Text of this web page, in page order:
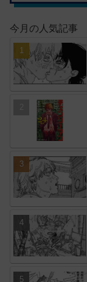
今月の人気記事